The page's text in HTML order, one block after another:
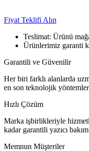
Fiyat Teklifi Alın
Teslimat: Ürünü
Ürünlerimiz garanti
Garantili ve Güvenilir
Her biri farklı alanlarda
en son teknolojik
Hızlı Çözüm
Marka işbirlikleriyle
kadar garantili yazıcı
Memnun Müşteriler